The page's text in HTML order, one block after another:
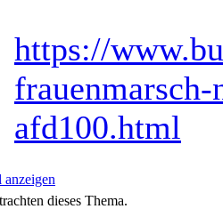
https://
afd100.html
dieses Thema.